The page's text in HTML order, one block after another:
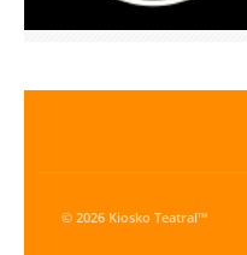
© 2026 Kiosko Teatral™